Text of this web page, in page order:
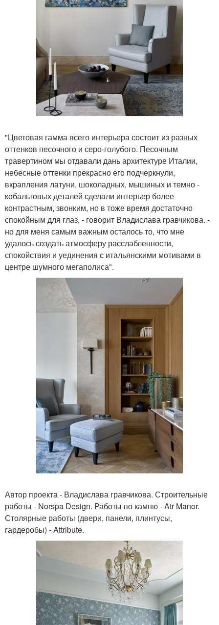
"Цветовая гамма всего интерьера состоит из разных
оттенков песочного и серо-голубого. Песочным
травертином мы отдавали дань архитектуре Италии,
небесные оттенки прекрасно его подчеркнули,
вкрапления латуни, шоколадных, мышиных и темно -
кобальтовых деталей сделали интерьер более
контрастным, звонким, но в тоже время достаточно
спокойным для глаз, - говорит Владислава гравчикова. -
но для меня самым важным осталось то, что мне
удалось создать атмосферу расслабленности,
спокойствия и уединения с итальянскими мотивами в
центре шумного мегаполиса".
Автор проекта - Владислава гравчикова. Строительные
работы - Norspa Design. Работы по камню - Atr Manor.
Столярные работы (двери, панели, плинтусы,
гардеробы) - Attribute.